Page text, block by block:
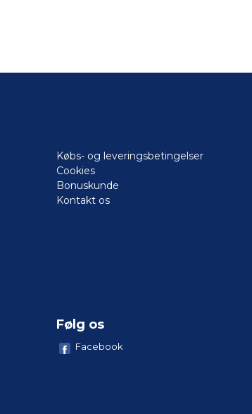
Købs- og leveringsbetingelser
Cookies
Bonuskunde
Kontakt os
Følg os
Facebook